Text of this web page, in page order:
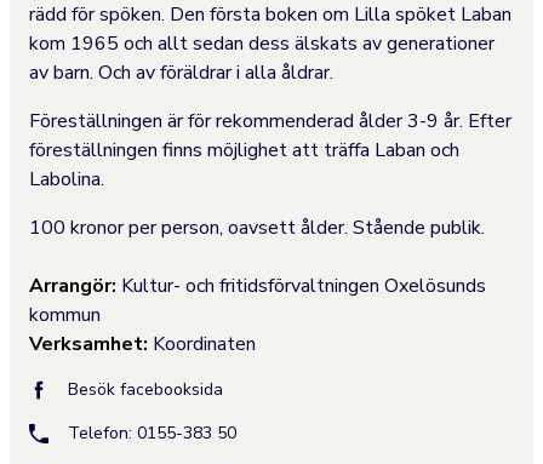
rädd för spöken. Den första boken om Lilla spöket Laban
kom 1965 och allt sedan dess älskats av generationer
av barn. Och av föräldrar i alla åldrar.
Föreställningen är för rekommenderad ålder 3-9 år. Efter
föreställningen finns möjlighet att träffa Laban och
Labolina.
100 kronor per person, oavsett ålder. Stående publik.
Arrangör: Kultur- och fritidsförvaltningen Oxelösunds
kommun
Verksamhet: Koordinaten
Besök facebooksida
Telefon: 0155-383 50